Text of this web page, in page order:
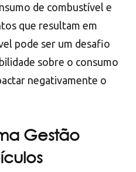
de combustível e
que resultam em
pode ser um desafio
sobre o consumo
negativamente o
Gestão